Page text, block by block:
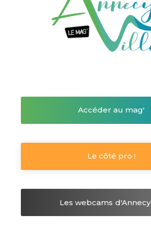
Accéder au mag'
Le côté pro !
Les webcams d'Annecy